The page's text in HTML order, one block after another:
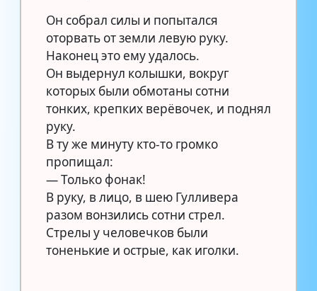
Он собрал силы и попытался
оторвать от земли левую руку.
Наконец это ему удалось.
Он выдернул колышки, вокруг
которых были обмотаны сотни
тонких, крепких верёвочек, и поднял
руку.
В ту же минуту кто-то громко
пропищал:
— Только фонак!
В руку, в лицо, в шею Гулливера
разом вонзились сотни стрел.
Стрелы у человечков были
тоненькие и острые, как иголки.